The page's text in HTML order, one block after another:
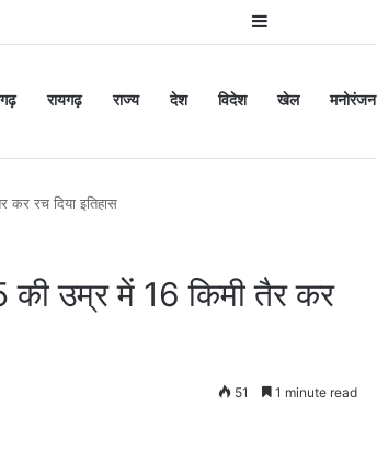
Sidebar
रायगढ़ राज्य देश विदेश खेल मनोरंजन
रच दिया इतिहास
उम्र में 16 किमी तैर कर
51 1 minute read